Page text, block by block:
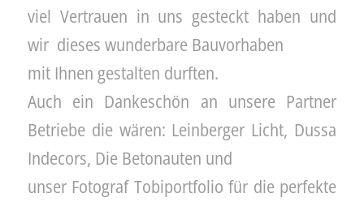
viel Vertrauen in uns gesteckt haben und
wir dieses wunderbare Bauvorhaben
mit Ihnen gestalten durften.
Auch ein Dankeschön an unsere Partner
Betriebe die wären: Leinberger Licht, Dussa
Indecors, Die Betonauten und
unser Fotograf Tobiportfolio für die perfekte